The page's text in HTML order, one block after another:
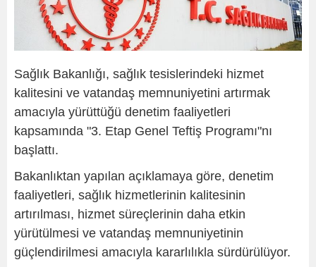
Sağlık Bakanlığı, sağlık tesislerindeki hizmet
kalitesini ve vatandaş memnuniyetini artırmak
amacıyla yürüttüğü denetim faaliyetleri
kapsamında "3. Etap Genel Teftiş Programı"nı
başlattı.
Bakanlıktan yapılan açıklamaya göre, denetim
faaliyetleri, sağlık hizmetlerinin kalitesinin
artırılması, hizmet süreçlerinin daha etkin
yürütülmesi ve vatandaş memnuniyetinin
güçlendirilmesi amacıyla kararlılıkla sürdürülüyor.